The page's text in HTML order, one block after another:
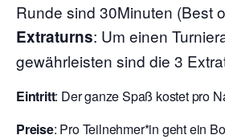
Runde sind 30Minuten (Best
Extraturns: Um einen
gewährleisten sind die 3
Eintritt: Der ganze Spaß kostet pro
Preise: Pro Teilnehmer*in geht ein